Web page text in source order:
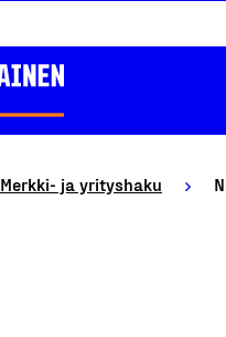
Merkki- ja yrityshaku